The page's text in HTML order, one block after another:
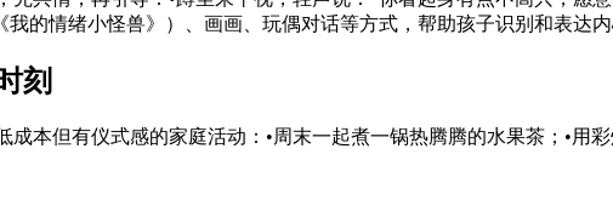
我的情绪小怪兽》）、画画、玩偶对话等方式，帮助孩子识别和表达内
刻
成本但有仪式感的家庭活动：•周末一起煮一锅热腾腾的水果茶；•用